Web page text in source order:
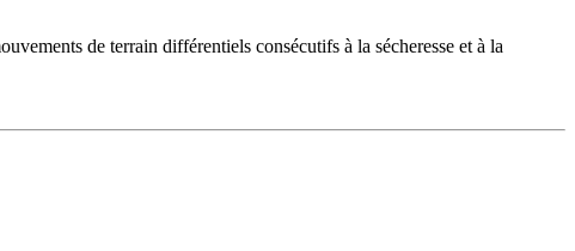
de terrain différentiels consécutifs à la sécheresse et à la